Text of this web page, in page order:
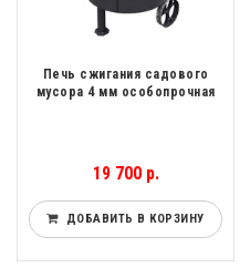
Печь сжигания садового
мусора 4 мм особопрочная
19 700 р.
ДОБАВИТЬ В КОРЗИНУ